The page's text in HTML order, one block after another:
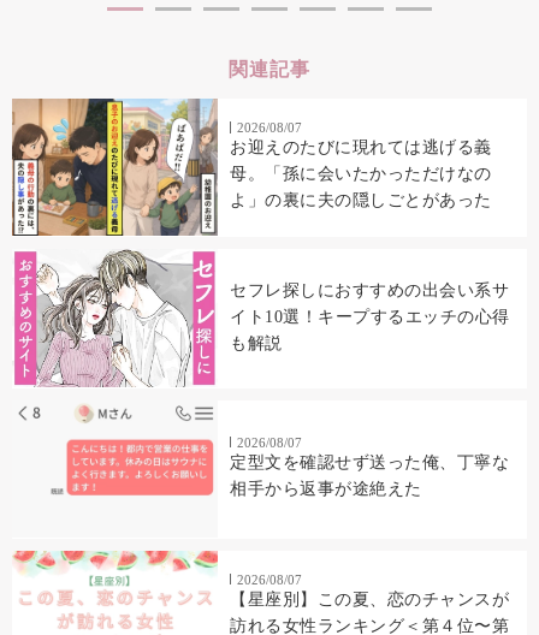
関連記事
2026/08/07
お迎えのたびに現れては逃げる義
母。「孫に会いたかっただけなの
よ」の裏に夫の隠しごとがあった
セフレ探しにおすすめの出会い系サ
イト10選！キープするエッチの心得
も解説
2026/08/07
定型文を確認せず送った俺、丁寧な
相手から返事が途絶えた
2026/08/07
【星座別】この夏、恋のチャンスが
訪れる女性ランキング＜第４位〜第